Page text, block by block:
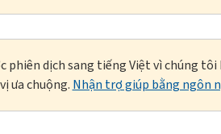
phiên dịch sang tiếng Việt vì chúng
ưa chuộng. Nhận trợ giúp bằng ngôn